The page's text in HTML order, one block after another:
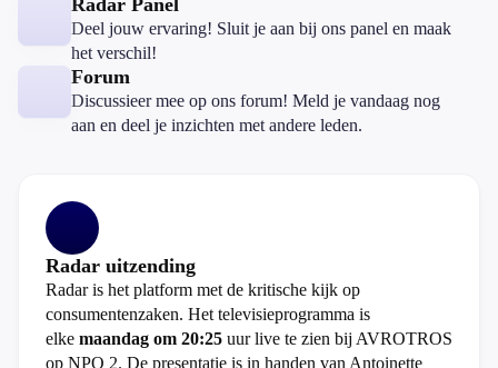
Radar Panel
Deel jouw ervaring! Sluit je aan bij ons panel en maak
het verschil!
Forum
Discussieer mee op ons forum! Meld je vandaag nog
aan en deel je inzichten met andere leden.
Radar uitzending
Radar is het platform met de kritische kijk op
consumentenzaken. Het televisieprogramma is
elke maandag om 20:25 uur live te zien bij AVROTROS
op NPO 2. De presentatie is in handen van Antoinette